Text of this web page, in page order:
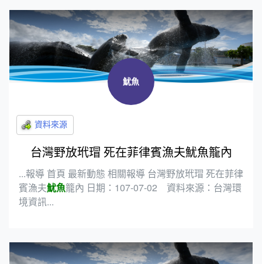
魷魚
台灣野放玳瑁 死在菲律賓漁夫魷魚籠內
...報導 首頁 最新動態 相關報導 台灣野放玳瑁 死在菲律
賓漁夫魷魚籠內 日期：107-07-02 資料來源：台灣環
境資訊...